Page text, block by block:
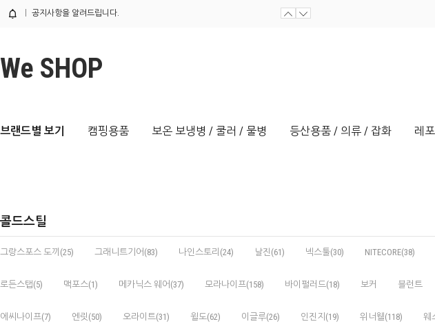
공지사항을 알려드립니다.
We SHOP
브랜드별 보기 캠핑용품 보온 보냉병 / 쿨러 / 물병 등산용품 / 의류 / 잡화 레
콜드스틸
그랑스포스 도끼(25) 그래니트기어(83) 나인스토리(24) 날진(61) 넥스툴(30) NITECORE(38)
로든스탭(5) 맥포스(1) 메카닉스 웨어(37) 모라나이프(158) 바이펄러드(18) 보커 블런트
에씨나이프(7) 엔릿(50) 오라이트(31) 윌도(62) 이글루(26) 인진지(19) 위너웰(118) 웨